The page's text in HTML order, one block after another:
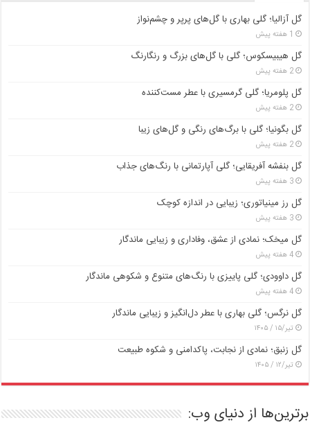
گل آزالیا؛ گلی بهاری با گل‌های پرپر و چشم‌نواز
1 هفته پیش
گل هیبیسکوس؛ گلی با گل‌های بزرگ و رنگارنگ
2 هفته پیش
گل پلومریا؛ گلی گرمسیری با عطر مست‌کننده
2 هفته پیش
گل بگونیا؛ گلی با برگ‌های رنگی و گل‌های زیبا
2 هفته پیش
گل بنفشه آفریقایی؛ گلی آپارتمانی با رنگ‌های جذاب
3 هفته پیش
گل رز مینیاتوری؛ زیبایی در اندازه کوچک
3 هفته پیش
گل میخک؛ نمادی از عشق، وفاداری و زیبایی ماندگار
4 هفته پیش
گل داوودی؛ گلی پاییزی با رنگ‌های متنوع و شکوهی ماندگار
4 هفته پیش
گل نرگس؛ گلی بهاری با عطر دل‌انگیز و زیبایی ماندگار
تیر/۱۵ / ۱۴۰۵
گل زنبق؛ نمادی از نجابت، پاکدامنی و شکوه طبیعت
تیر/۱۲ / ۱۴۰۵
برترین‌ها از دنیای وب: